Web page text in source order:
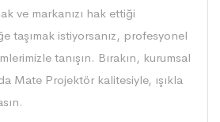
ve markanızı hak ettiği
taşımak istiyorsanız, profesyonel
tanışın. Bırakın, kurumsal
Mate Projektör kalitesiyle, ışıkla